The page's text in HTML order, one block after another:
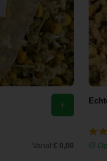
Vanaf € 0,00